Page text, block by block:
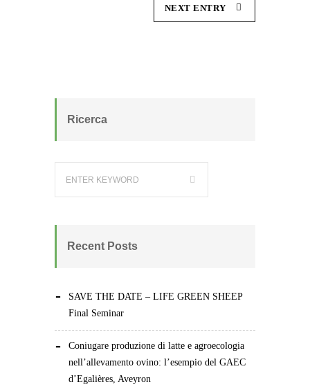
NEXT ENTRY
Ricerca
Recent Posts
SAVE THE DATE – LIFE GREEN SHEEP
Final Seminar
Coniugare produzione di latte e agroecologia
nell’allevamento ovino: l’esempio del GAEC
d’Egalières, Aveyron